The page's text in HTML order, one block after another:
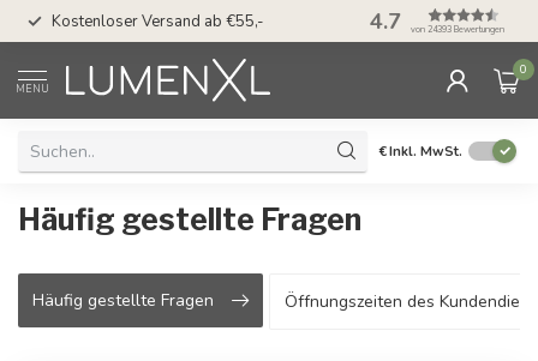
Kostenloser Versand ab €55,- 50 Tage
Möglichkeit
4.7 von 24393 Bewertungen
MENU
0
€Inkl. MwSt.
Häufig gestellte Fragen
Häufig gestellte Fragen Öffnungszeiten des